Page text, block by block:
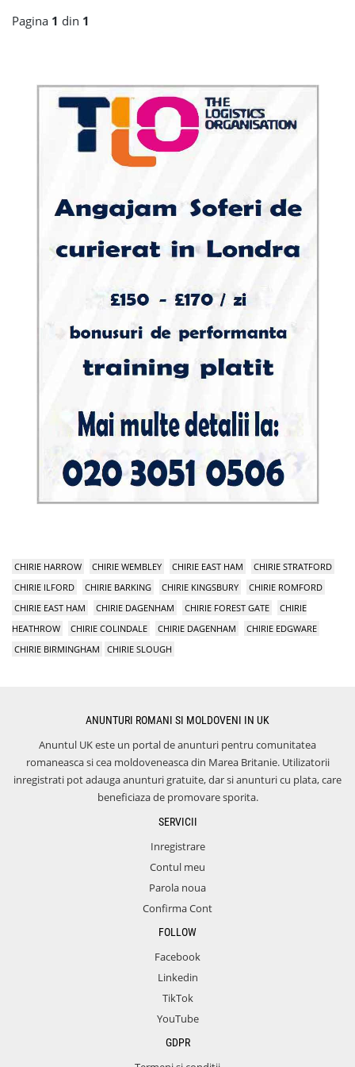
Pagina 1 din 1
CHIRIE HARROW CHIRIE WEMBLEY CHIRIE EAST HAM
CHIRIE STRATFORD
CHIRIE ILFORD
CHIRIE BARKING CHIRIE KINGSBURY
CHIRIE ROMFORD
CHIRIE EAST HAM
CHIRIE DAGENHAM CHIRIE FOREST GATE
CHIRIE
HEATHROW
CHIRIE COLINDALE CHIRIE DAGENHAM
CHIRIE EDGWARE
CHIRIE BIRMINGHAM
CHIRIE SLOUGH
ANUNTURI ROMANI SI MOLDOVENI IN UK
Anuntul UK este un portal de anunturi pentru comunitatea
romaneasca si cea moldoveneasca din Marea Britanie. Utilizatorii
inregistrati pot adauga anunturi gratuite, dar si anunturi cu plata, care
beneficiaza de promovare sporita.
SERVICII
Inregistrare
Contul meu
Parola noua
Confirma Cont
FOLLOW
Facebook
Linkedin
TikTok
YouTube
GDPR